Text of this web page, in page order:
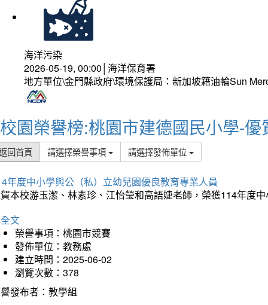
海洋污染
2026-05-19, 00:00│海洋保育署
地方單位\金門縣政府\環境保護局：新加坡籍油輪Sun
校園榮譽榜:桃園市建德國民小學-優
回首頁 請選擇榮譽事項 請選擇發佈單位
年度中小學與公（私）立幼兒園優良教育專業人員
本校游玉潔、林素珍、江怡瑩和高語婕老師，榮獲114年度
文
榮譽事項：桃園市競賽
發佈單位：教務處
建立時間：2025-06-02
瀏覽次數：378
發布者：教學組